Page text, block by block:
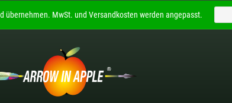
beiARROW IN APPLE
Die besten Armbrüste.
wählen Sie Ihre Sprache aus:
übernehmen. MwSt. und Versandkosten werden angepasst.